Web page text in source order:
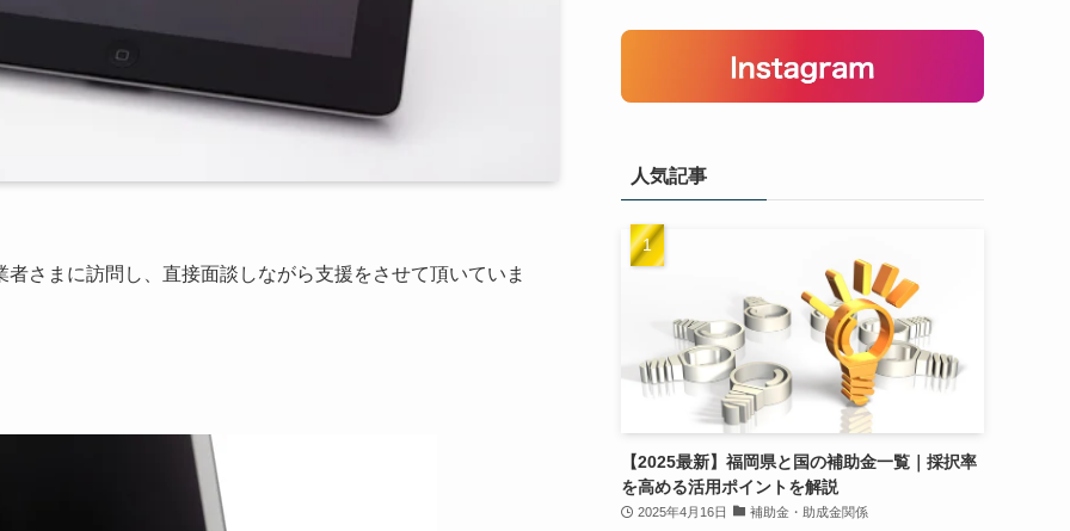
さまに訪問し、直接面談しながら支援をさせて頂いていま
人気記事
【2025最新】福岡県と国の補助金一覧｜採択率
を高める活用ポイントを解説
2025年4月16日 補助金・助成金関係